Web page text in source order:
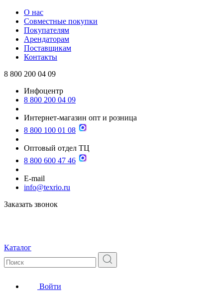
О нас
Совместные покупки
Покупателям
Арендаторам
Поставщикам
Контакты
8 800 200 04 09
Инфоцентр
8 800 200 04 09
Интернет-магазин опт и розница
8 800 100 01 08
Оптовый отдел ТЦ
8 800 600 47 46
E-mail
info@texrio.ru
Заказать звонок
Каталог
Войти